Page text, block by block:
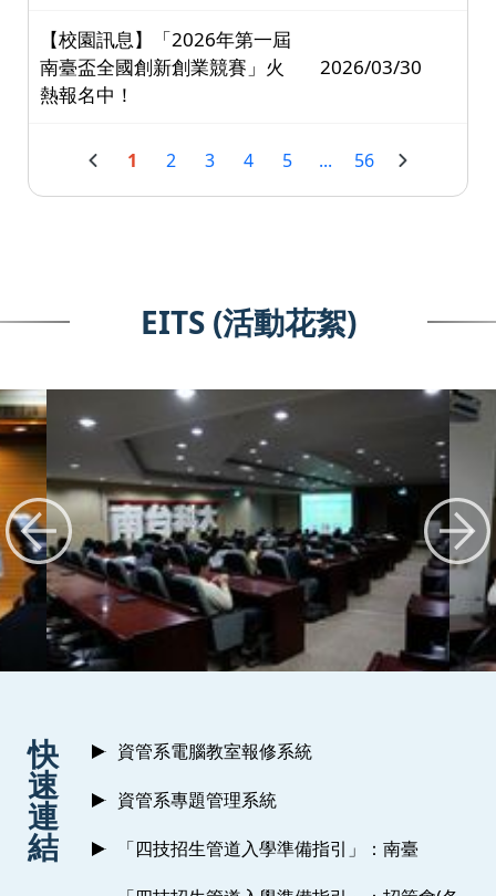
【校園訊息】「2026年第一屆
南臺盃全國創新創業競賽」火
熱報名中！
2026/03/30
1 2 3 4 5 ... 56
EITS (活動花絮)
快
速
連
結
資管系電腦教室報修系統
資管系專題管理系統
「四技招生管道入學準備指引」：南臺